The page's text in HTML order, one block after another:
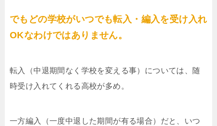
でもどの学校がいつでも転入・編入を受け入れ
OKなわけではありません。
転入（中退期間なく学校を変える事）については、随
時受け入れてくれる高校が多め。
一方編入（一度中退した期間が有る場合）だと、いつ